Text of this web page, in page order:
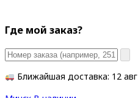
Где мой заказ?
Ближайшая доставка: 12 авг